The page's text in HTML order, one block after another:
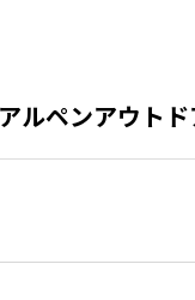
アルペンアウト